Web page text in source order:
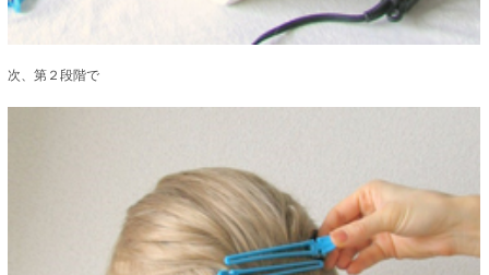
次、第２段階で